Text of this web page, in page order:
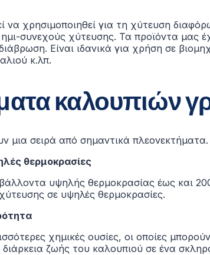
να χρησιμοποιηθεί για τη χύτευση
συνεχούς χύτευσης. Τα προϊόντα μας
Είναι ιδανικά για χρήση σε
κ.λπ.
καλουπιών
μια σειρά από σημαντικά πλεονεκτήματα.
θερμοκρασίες
υψηλής θερμοκρασίας έως και
χύτευσης σε υψηλές θερμοκρασίες.
χημικές ουσίες, οι οποίες
διάρκεια ζωής του καλουπιού σε ένα